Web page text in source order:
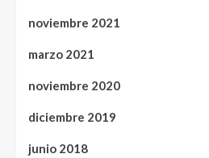
noviembre 2021
marzo 2021
noviembre 2020
diciembre 2019
junio 2018